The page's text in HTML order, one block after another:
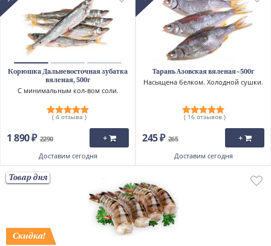
Корюшка Дальневосточная зубатка
вяленая, 500г
С минимальным кол-вом соли.
( 4 отзыва )
1 890 ₽ 2290 +
Доставим сегодня
Тарань Азовская вяленая~500г
Насыщена белком. Холодной сушки.
( 16 отзывов )
245 ₽ 265 +
Доставим сегодня
Товар дня